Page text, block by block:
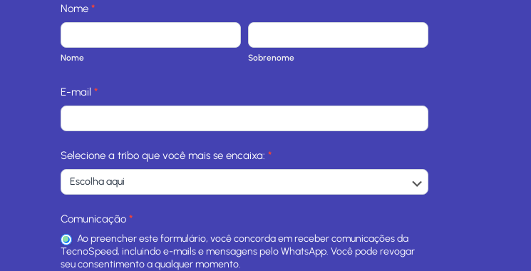
S
l
i
e
H
o
e
S
t
e
Nome *
N
o
e
Nome
S
o
e
n
o
m
e
Sobrenome
E-mail *
Selecione a tribo que você mais se encaixa: *
Comunicação *
Ao preencher este formulário, você concorda em receber comunicações da
TecnoSpeed, incluindo e-mails e mensagens pelo WhatsApp. Você pode revogar
seu consentimento a qualquer momento.